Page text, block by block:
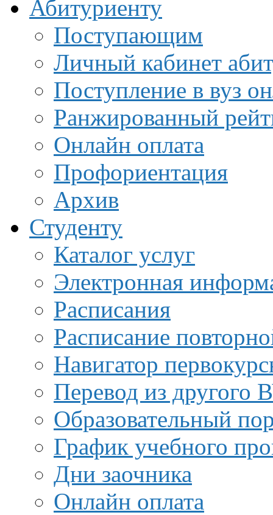
Абитуриенту
Поступающим
Личный кабинет
Поступление в вуз
Ранжированный
Онлайн оплата
Профориентация
Архив
Студенту
Каталог услуг
Электронная
Расписания
Расписание
Навигатор
Перевод из другого
Образовательный
График учебного
Дни заочника
Онлайн оплата